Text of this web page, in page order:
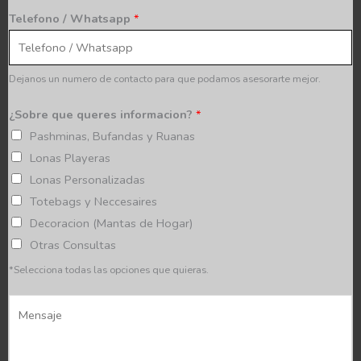
a
y
p
r
o
v
n
c
i
*
Telefono / Whatsapp *
Dejanos un numero de contacto para que podamos asesorarte mejor.
¿Sobre que queres informacion? *
Pashminas, Bufandas y Ruanas
Lonas Playeras
Lonas Personalizadas
Totebags y Neccesaires
Decoracion (Mantas de Hogar)
Otras Consultas
*Selecciona todas las opciones que quieras.